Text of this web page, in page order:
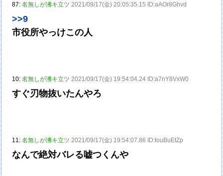
87:名無しが沸キ立ツ 2021/09/17(金) 20:05:35.15 ID:aAOr8Ghvd
>>9
市役所やっけこの人
10:名無しが沸キ立ツ 2021/09/17(金) 19:54:04.24 ID:a7nY8VxW0
すぐ刃物抜いたんやろ
11:名無しが沸キ立ツ 2021/09/17(金) 19:54:07.86 ID:touBuEtZp
なんで絶対バレる嘘つくんや